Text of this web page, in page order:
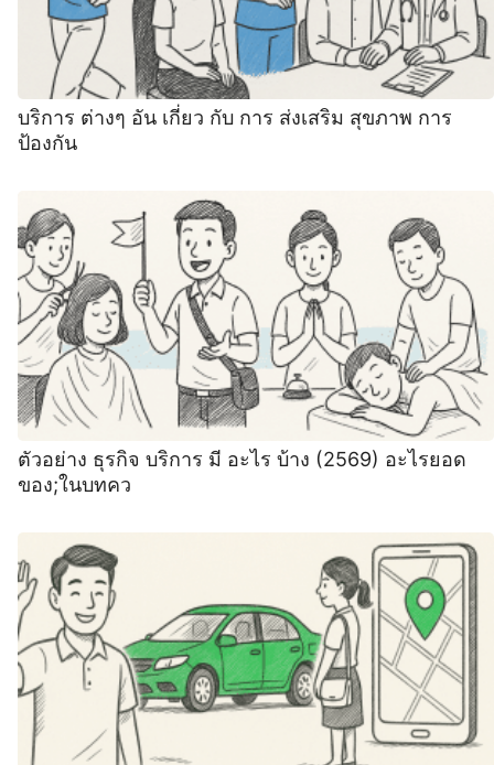
บริการ ต่างๆ อัน เกี่ยว กับ การ ส่งเสริม สุขภาพ การ
ป้องกัน
ตัวอย่าง ธุรกิจ บริการ มี อะไร บ้าง (2569) อะไรยอด
ของ;ในบทคว